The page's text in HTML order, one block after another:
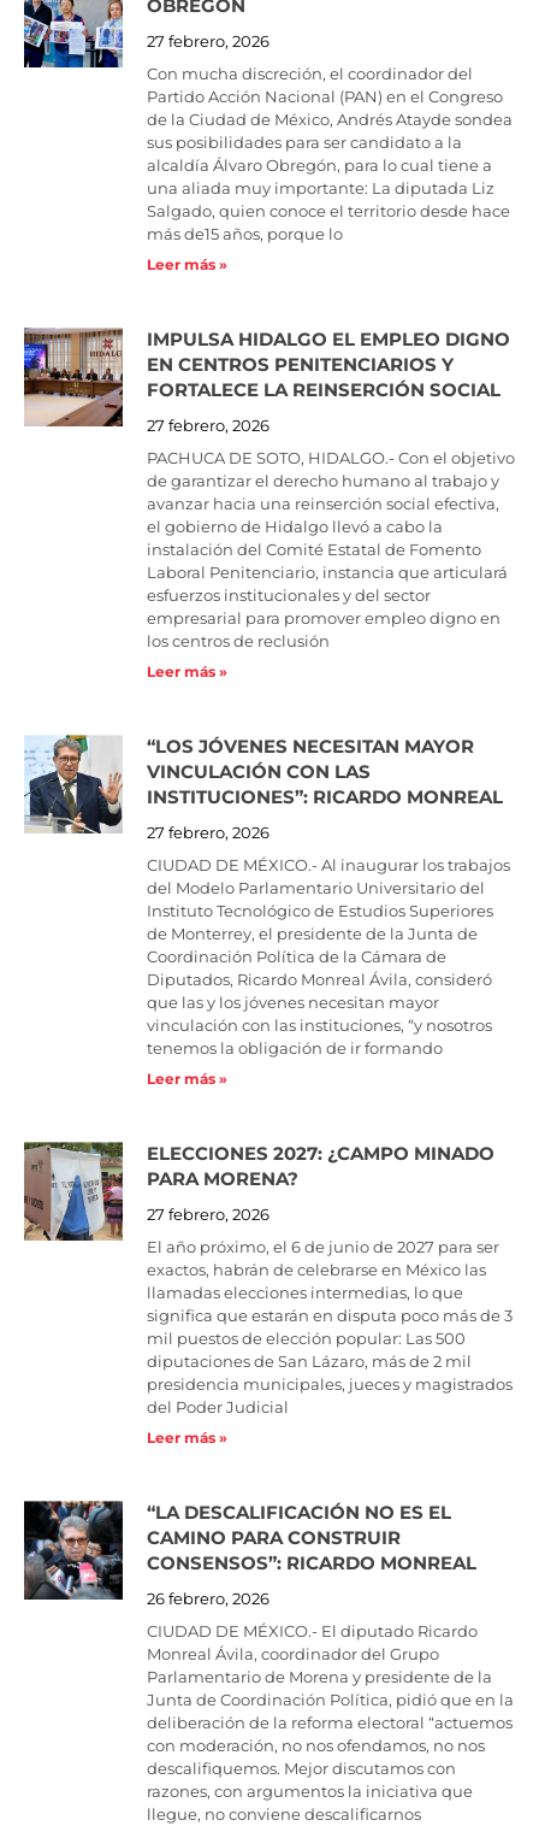
OBREGÓN
27 febrero, 2026
Con mucha discreción, el coordinador del
Partido Acción Nacional (PAN) en el Congreso
de la Ciudad de México, Andrés Atayde sondea
sus posibilidades para ser candidato a la
alcaldía Álvaro Obregón, para lo cual tiene a
una aliada muy importante: La diputada Liz
Salgado, quien conoce el territorio desde hace
más de15 años, porque lo
Leer más »
IMPULSA HIDALGO EL EMPLEO DIGNO
EN CENTROS PENITENCIARIOS Y
FORTALECE LA REINSERCIÓN SOCIAL
27 febrero, 2026
PACHUCA DE SOTO, HIDALGO.- Con el objetivo
de garantizar el derecho humano al trabajo y
avanzar hacia una reinserción social efectiva,
el gobierno de Hidalgo llevó a cabo la
instalación del Comité Estatal de Fomento
Laboral Penitenciario, instancia que articulará
esfuerzos institucionales y del sector
empresarial para promover empleo digno en
los centros de reclusión
Leer más »
“LOS JÓVENES NECESITAN MAYOR
VINCULACIÓN CON LAS
INSTITUCIONES”: RICARDO MONREAL
27 febrero, 2026
CIUDAD DE MÉXICO.- Al inaugurar los trabajos
del Modelo Parlamentario Universitario del
Instituto Tecnológico de Estudios Superiores
de Monterrey, el presidente de la Junta de
Coordinación Política de la Cámara de
Diputados, Ricardo Monreal Ávila, consideró
que las y los jóvenes necesitan mayor
vinculación con las instituciones, “y nosotros
tenemos la obligación de ir formando
Leer más »
ELECCIONES 2027: ¿CAMPO MINADO
PARA MORENA?
27 febrero, 2026
El año próximo, el 6 de junio de 2027 para ser
exactos, habrán de celebrarse en México las
llamadas elecciones intermedias, lo que
significa que estarán en disputa poco más de 3
mil puestos de elección popular: Las 500
diputaciones de San Lázaro, más de 2 mil
presidencia municipales, jueces y magistrados
del Poder Judicial
Leer más »
“LA DESCALIFICACIÓN NO ES EL
CAMINO PARA CONSTRUIR
CONSENSOS”: RICARDO MONREAL
26 febrero, 2026
CIUDAD DE MÉXICO.- El diputado Ricardo
Monreal Ávila, coordinador del Grupo
Parlamentario de Morena y presidente de la
Junta de Coordinación Política, pidió que en la
deliberación de la reforma electoral “actuemos
con moderación, no nos ofendamos, no nos
descalifiquemos. Mejor discutamos con
razones, con argumentos la iniciativa que
llegue, no conviene descalificarnos